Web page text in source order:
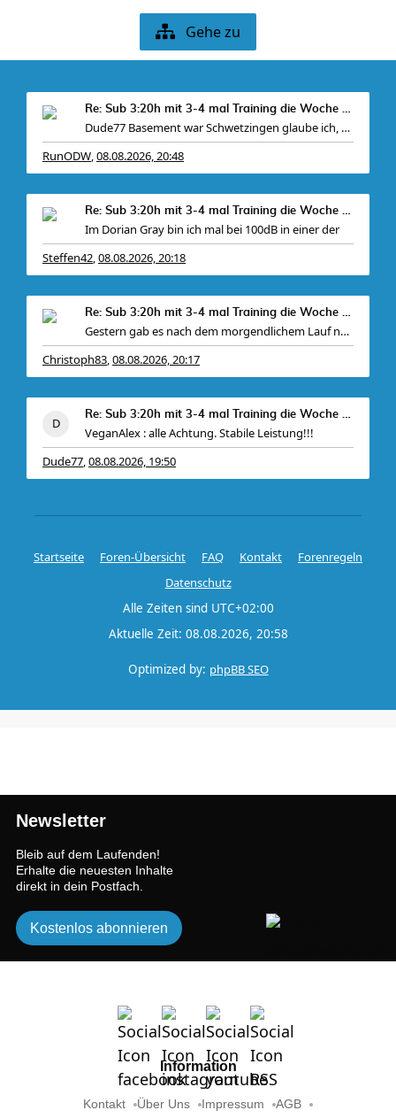
Gehe zu
Re: Sub 3:20h mit 3-4 mal Training die Woche machb
Dude77 Basement war Schwetzingen glaube ich, war
RunODW,08.08.2026, 20:48
Re: Sub 3:20h mit 3-4 mal Training die Woche machb
Im Dorian Gray bin ich mal bei 100dB in einer der
Steffen42,08.08.2026, 20:18
Re: Sub 3:20h mit 3-4 mal Training die Woche machb
Gestern gab es nach dem morgendlichem Lauf noch
Christoph83,08.08.2026, 20:17
Re: Sub 3:20h mit 3-4 mal Training die Woche machb
VeganAlex : alle Achtung. Stabile Leistung!!!
Dude77,08.08.2026, 19:50
Startseite Foren-Übersicht FAQ Kontakt
Forenregeln
Datenschutz
Alle Zeiten sind UTC+02:00
Aktuelle Zeit: 08.08.2026, 20:58
Optimized by: phpBB SEO
Newsletter
Bleib auf dem Laufenden!
Erhalte die neuesten Inhalte
direkt in dein Postfach.
Kostenlos abonnieren
Information
Kontakt Über Uns Impressum AGB